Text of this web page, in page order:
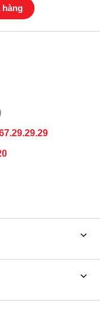
nhất 2025
phẩm được tích hợp
tác vụ AI từ hỗ trợ
video, mang đến
hàng